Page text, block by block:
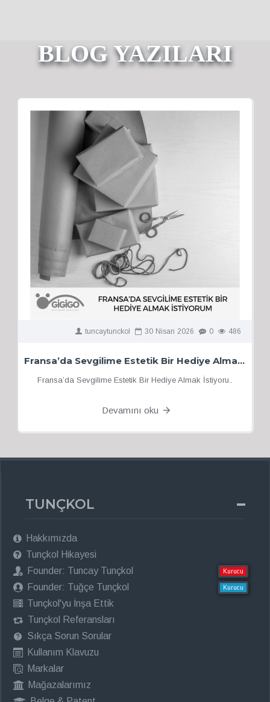
BLOG YAZILARI
tuncaytunckol 30 Nisan 2026 0 486
Fransa’da Sevgilime Estetik Bir Hediye Almak İstiyorum
Fransa’da Sevgilime Estetik Bir Hediye Almak İstiyoru..
Devamını oku
TUNÇKOL
Hakkımızda
Tunçkol Hikayesi
Founder: Tuncay Tunçkol
Kurucu
Founder: Tuğçe Tunçkol Kurucu
Tunçkol'yu İnşa Ettik
Tunçkol Referansları
Sıkça Sorun Sorular
Kullanım Klavuzu
Markalar
Mağazalarımız